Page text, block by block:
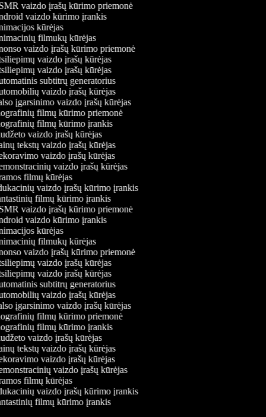
vaizdo įrašų kūrimo priemonė
vaizdo kūrimo įrankis
kūrėjas
filmukų kūrėjas
vaizdo įrašų kūrimo priemonė
vaizdo įrašų kūrėjas
vaizdo įrašų kūrėjas
subtitrų generatorius
vaizdo įrašų kūrėjas
įgarsinimo vaizdo įrašų kūrėjas
filmų kūrimo priemonė
filmų kūrimo įrankis
vaizdo įrašų kūrėjas
tekstų vaizdo įrašų kūrėjas
vaizdo įrašų kūrėjas
vaizdo įrašų kūrėjas
filmų kūrėjas
vaizdo įrašų kūrimo įrankis
filmų kūrimo įrankis
vaizdo įrašų kūrimo priemonė
vaizdo kūrimo įrankis
kūrėjas
filmukų kūrėjas
vaizdo įrašų kūrimo priemonė
vaizdo įrašų kūrėjas
vaizdo įrašų kūrėjas
subtitrų generatorius
vaizdo įrašų kūrėjas
įgarsinimo vaizdo įrašų kūrėjas
filmų kūrimo priemonė
filmų kūrimo įrankis
vaizdo įrašų kūrėjas
tekstų vaizdo įrašų kūrėjas
vaizdo įrašų kūrėjas
vaizdo įrašų kūrėjas
filmų kūrėjas
vaizdo įrašų kūrimo įrankis
filmų kūrimo įrankis